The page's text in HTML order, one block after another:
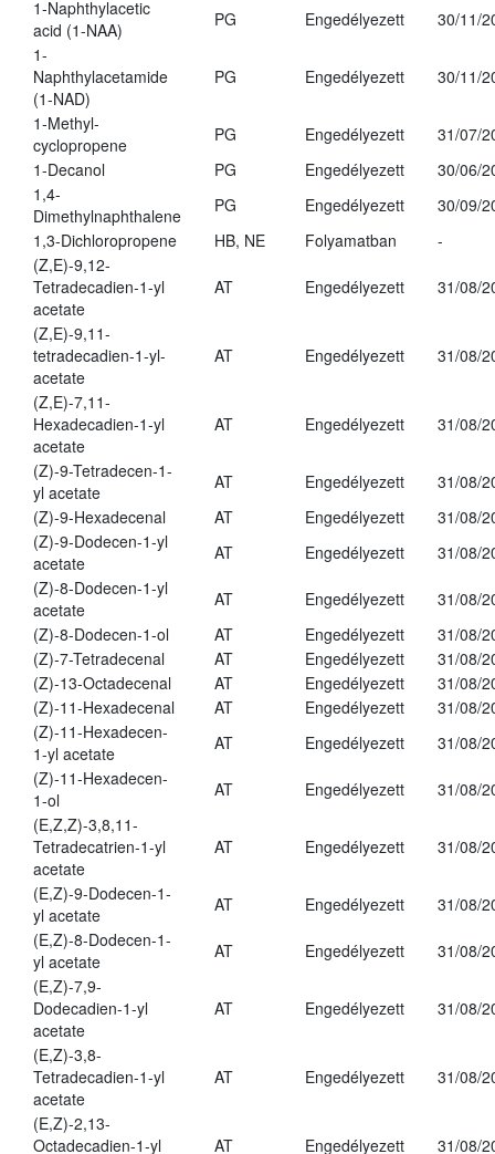
1-Naphthylacetic
acid (1-NAA)
PG Engedélyezett
30/11/
1-
Naphthylacetamide
(1-NAD)
PG Engedélyezett 30/11/
1-Methyl-
cyclopropene
PG Engedélyezett
31/07/
1-Decanol
PG Engedélyezett
30/06/
1,4-
Dimethylnaphthalene
PG Engedélyezett
30/09/
1,3-Dichloropropene
HB, NE Folyamatban
-
(Z,E)-9,12-
Tetradecadien-1-yl
acetate
AT Engedélyezett 31/08/
(Z,E)-9,11-
tetradecadien-1-yl-
acetate
AT Engedélyezett 31/08/
(Z,E)-7,11-
Hexadecadien-1-yl
acetate
AT Engedélyezett 31/08/
(Z)-9-Tetradecen-1-
yl acetate
AT Engedélyezett
31/08/
(Z)-9-Hexadecenal
AT Engedélyezett
31/08/
(Z)-9-Dodecen-1-yl
acetate
AT Engedélyezett
31/08/
(Z)-8-Dodecen-1-yl
acetate
AT Engedélyezett
31/08/
(Z)-8-Dodecen-1-ol
AT Engedélyezett
31/08/
(Z)-7-Tetradecenal
AT Engedélyezett
31/08/
(Z)-13-Octadecenal
AT Engedélyezett
31/08/
(Z)-11-Hexadecenal
AT Engedélyezett
31/08/
(Z)-11-Hexadecen-
1-yl acetate
AT Engedélyezett
31/08/
(Z)-11-Hexadecen-
1-ol
AT Engedélyezett
31/08/
(E,Z,Z)-3,8,11-
Tetradecatrien-1-yl
acetate
AT Engedélyezett 31/08/
(E,Z)-9-Dodecen-1-
yl acetate
AT Engedélyezett
31/08/
(E,Z)-8-Dodecen-1-
yl acetate
AT Engedélyezett
31/08/
(E,Z)-7,9-
Dodecadien-1-yl
acetate
AT Engedélyezett 31/08/
(E,Z)-3,8-
Tetradecadien-1-yl
acetate
AT Engedélyezett 31/08/
(E,Z)-2,13-
Octadecadien-1-yl
AT Engedélyezett 31/08/